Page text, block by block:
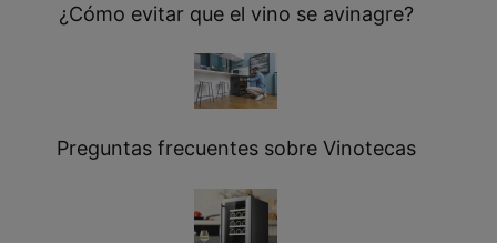
¿Cómo evitar que el vino se avinagre?
Preguntas frecuentes sobre Vinotecas